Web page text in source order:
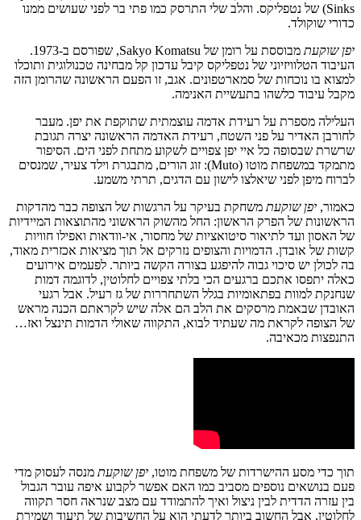
Sinks) של נטפליקס. והלב שלי התרסק כמו פתי בר לפני שעושים ממנו
כדורי שוקולד.
יפן שוקעת
מבוססת על רומן של Sakyo Komatsu, שפורסם ב-1973.
העיבוד הטלוויזיוני של נטפליקס קיבל עדכון קל מבחינה טכנולוגית ותוכלו
למצוא בו נוכחות של סמארטפונים. אגב, זו הפעם הראשונה שהרומן הזה
מקבל עיבוד כלשהו בתעשיית האנימה.
העלילה מספרת על רעידת אדמה עוצמתית שתוקפת את יפן. מעבר
לחורבן האדיר על פני השטח, רעידת האדמה הראשונה יצרה תגובת
שרשרת שבסופה כל איי יפן צפויים לשקוע מתחת לפני הים. הסיפור
מתמקד במשפחת מוטו (Muto): זוג הורים, מתבגרת וילד צעיר, שמנסים
לברוח מיפן לפני שיאלצו לישון עם הדגים, תרתי משמע.
כאמור, יפן שוקעת משחקת בעיקר על הרגשות של הצופה כבר מהדקות
הראשונות של הפרק הראשון: החל מהשוק הראשוני מהתוצאות המיידיות
של האסון ועד לתיאור סיטואציות של מחסור, אי-וודאות ואפילו חוויות
קשות של אובדן. הדמויות והצופים נזרקים אל תוך מציאות אכזרית מאוד,
בה לכולן יש סיכוי גבוה להיפגע בצורה הקשה ביותר. לפעמים אירועים
כאלה יתפסו אתכם ברגעים הכי בלתי צפויים לחלוטין, לדוגמה דמות
שנחנקת למוות בפתאומיות בגלל השתחררות של גז רעיל. אבל רגעי
האובדן שבאמת מרסקים את הלב הם אלה שיש לקראתם הכנה מראש
של הצופה לקראת מה שעתיד לבוא, התקווה שאולי הדמות תינצל ואז…
התנפצות מכאיבה.
תוך כדי מסע ההישרדות של משפחת מוטו, יפן שוקעת מנסה לעסוק מדי
פעם בנושאים נוספים מסביב כמו האם אפשר לקבוע איפה עובר הגבול
בין עזרה הדדית לבין ניצול ואיך להתמודד עם מצב שנראה חסר תקווה
לחלוטין, אבל החשוב ביותר לדעתי הוא על החשיבות של תיעוד ושמירת